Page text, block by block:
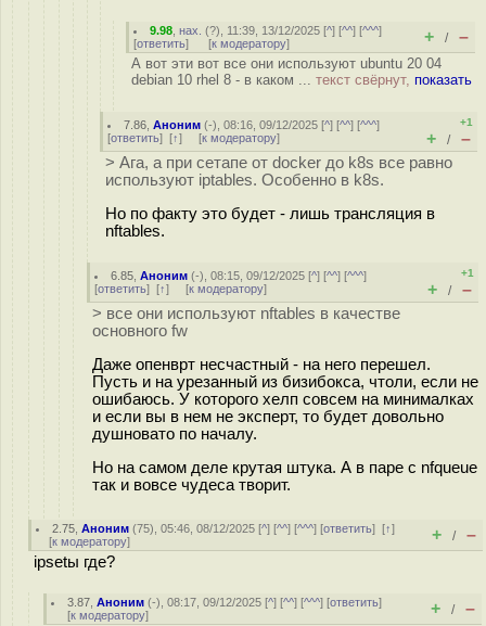
9.98 ,нах. (?), 11:39, 13/12/2025 [^] [^^] [^^^]
[ответить] [к модератору] + / –
А вот эти вот все они используют ubuntu 20 04
debian 10 rhel 8 - в каком ... текст свёрнут, показать
7.86 ,Аноним (-), 08:16, 09/12/2025 [^] [^^] [^^^]
[ответить] [↑] [к модератору]
+1
+ / –
> Ага, а при сетапе от docker до k8s все равно
используют iptables. Особенно в k8s.
Но по факту это будет - лишь трансляция в
nftables.
6.85 ,Аноним (-), 08:15, 09/12/2025 [^] [^^] [^^^]
[ответить] [↑] [к модератору]
+1
+ / –
> все они используют nftables в качестве
основного fw
Даже опенврт несчастный - на него перешел.
Пусть и на урезанный из бизибокса, чтоли, если не
ошибаюсь. У которого хелп совсем на минималках
и если вы в нем не эксперт, то будет довольно
душновато по началу.
Но на самом деле крутая штука. А в паре с nfqueue
так и вовсе чудеса творит.
2.75 ,Аноним (75), 05:46, 08/12/2025 [^] [^^] [^^^] [ответить][↑]
[к модератору] + / –
ipsetы где?
3.87 ,Аноним (-), 08:17, 09/12/2025 [^] [^^] [^^^] [ответить]
[к модератору] + / –